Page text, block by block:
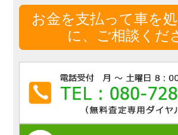
お金を支払って車を
に、ご相談くだ